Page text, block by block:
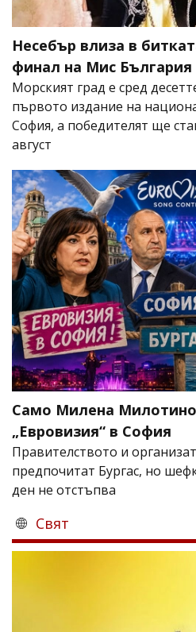
Несебър влиза в
финал на Мис България
Морският град е сред
първото издание на
София, а победителят ще
август
Само Милена
„Евровизия“ в София
Правителството и
предпочитат Бургас, но
ден не отстъпва
Свят